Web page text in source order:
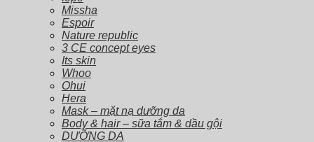
Missha
Espoir
Nature republic
3 CE concept eyes
Its skin
Whoo
Ohui
Hera
Mask – mặt nạ dưỡng da
Body & hair – sữa tắm & dầu gội
DƯỠNG DA